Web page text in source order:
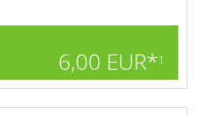
6,00 EUR*1